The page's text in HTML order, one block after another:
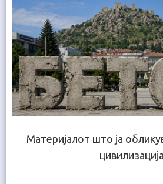
Материјалот што ја
цивилизација